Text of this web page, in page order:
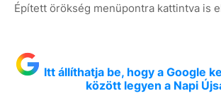
Épített örökség menüpontra kattintva is
Itt állíthatja be, hogy a Google
között legyen a Napi